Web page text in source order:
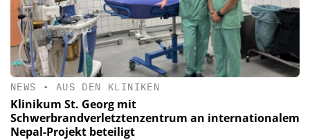
NEWS • AUS DEN KLINIKEN
Klinikum St. Georg mit
Schwerbrandverletztenzentrum an internationalem
Nepal-Projekt beteiligt